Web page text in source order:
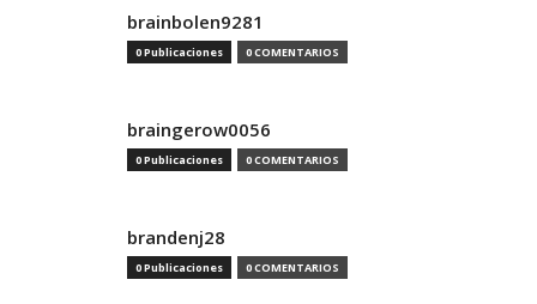
brainbolen9281
0 Publicaciones 0 COMENTARIOS
braingerow0056
0 Publicaciones 0 COMENTARIOS
brandenj28
0 Publicaciones 0 COMENTARIOS